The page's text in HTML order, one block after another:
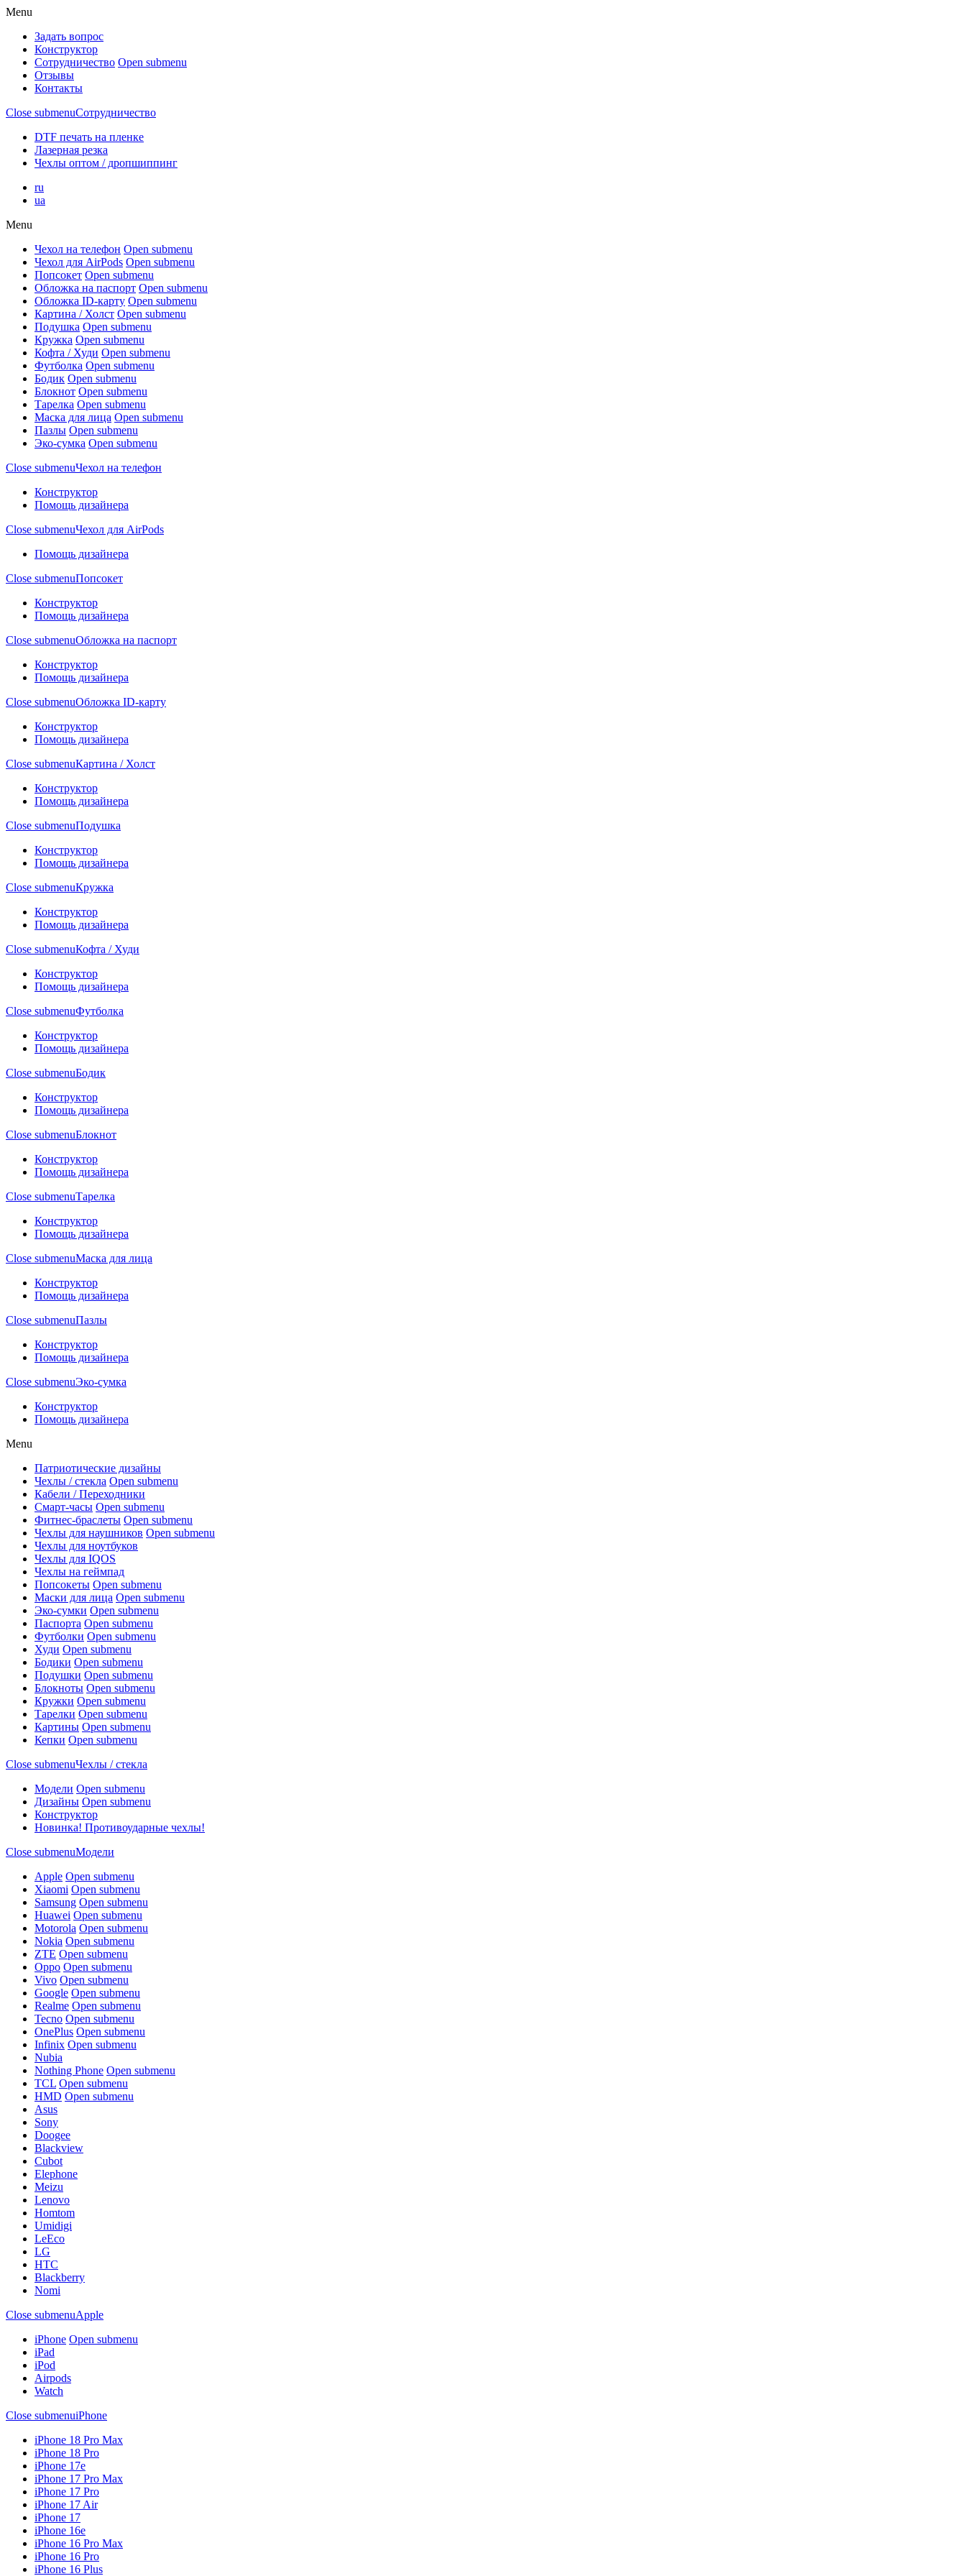
Menu
Задать вопрос
Конструктор
Сотрудничество Open submenu
Отзывы
Контакты
Close submenuСотрудничество
DTF печать на пленке
Лазерная резка
Чехлы оптом / дропшиппинг
ru
ua
Menu
Чехол на телефон Open submenu
Чехол для AirPods Open submenu
Попсокет Open submenu
Обложка на паспорт Open submenu
Обложка ID-карту Open submenu
Картина / Холст Open submenu
Подушка Open submenu
Кружка Open submenu
Кофта / Худи Open submenu
Футболка Open submenu
Бодик Open submenu
Блокнот Open submenu
Тарелка Open submenu
Маска для лица Open submenu
Пазлы Open submenu
Эко-сумка Open submenu
Close submenuЧехол на телефон
Конструктор
Помощь дизайнера
Close submenuЧехол для AirPods
Помощь дизайнера
Close submenuПопсокет
Конструктор
Помощь дизайнера
Close submenuОбложка на паспорт
Конструктор
Помощь дизайнера
Close submenuОбложка ID-карту
Конструктор
Помощь дизайнера
Close submenuКартина / Холст
Конструктор
Помощь дизайнера
Close submenuПодушка
Конструктор
Помощь дизайнера
Close submenuКружка
Конструктор
Помощь дизайнера
Close submenuКофта / Худи
Конструктор
Помощь дизайнера
Close submenuФутболка
Конструктор
Помощь дизайнера
Close submenuБодик
Конструктор
Помощь дизайнера
Close submenuБлокнот
Конструктор
Помощь дизайнера
Close submenuТарелка
Конструктор
Помощь дизайнера
Close submenuМаска для лица
Конструктор
Помощь дизайнера
Close submenuПазлы
Конструктор
Помощь дизайнера
Close submenuЭко-сумка
Конструктор
Помощь дизайнера
Menu
Патриотические дизайны
Чехлы / стекла Open submenu
Кабели / Переходники
Смарт-часы Open submenu
Фитнес-браслеты Open submenu
Чехлы для наушников Open submenu
Чехлы для ноутбуков
Чехлы для IQOS
Чехлы на геймпад
Попсокеты Open submenu
Маски для лица Open submenu
Эко-сумки Open submenu
Паспорта Open submenu
Футболки Open submenu
Худи Open submenu
Бодики Open submenu
Подушки Open submenu
Блокноты Open submenu
Кружки Open submenu
Тарелки Open submenu
Картины Open submenu
Кепки Open submenu
Close submenuЧехлы / стекла
Модели Open submenu
Дизайны Open submenu
Конструктор
Новинка! Противоударные чехлы!
Close submenuМодели
Apple Open submenu
Xiaomi Open submenu
Samsung Open submenu
Huawei Open submenu
Motorola Open submenu
Nokia Open submenu
ZTE Open submenu
Oppo Open submenu
Vivo Open submenu
Google Open submenu
Realme Open submenu
Tecno Open submenu
OnePlus Open submenu
Infinix Open submenu
Nubia
Nothing Phone Open submenu
TCL Open submenu
HMD Open submenu
Asus
Sony
Doogee
Blackview
Cubot
Elephone
Meizu
Lenovo
Homtom
Umidigi
LeEco
LG
HTC
Blackberry
Nomi
Close submenuApple
iPhone Open submenu
iPad
iPod
Airpods
Watch
Close submenuiPhone
iPhone 18 Pro Max
iPhone 18 Pro
iPhone 17e
iPhone 17 Pro Max
iPhone 17 Pro
iPhone 17 Air
iPhone 17
iPhone 16e
iPhone 16 Pro Max
iPhone 16 Pro
iPhone 16 Plus